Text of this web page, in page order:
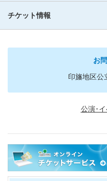
チケット情報
お
印旛地区公
公演･